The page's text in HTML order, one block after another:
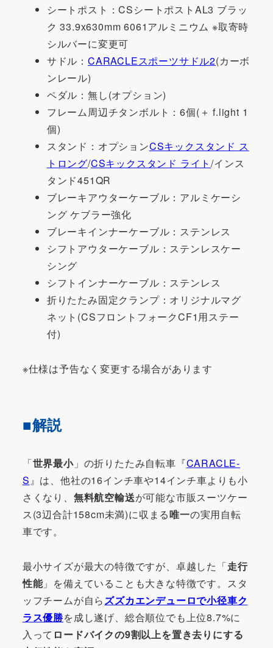
シートポスト：CSシートポストAL3 ブラッ
ク 33.9x630mm 6061アルミニウム ※取寄時
シルバーに変更可
サドル： CARACLEスポーツサドル2(カーボ
ンレール)
ペダル：無し(オプション)
フレーム周辺チタンボルト：6個(＋ f.light 1
個)
スタンド：オプションCSキックスタンド ス
トロング/CSキックスタンド ライト/インス
タンド451QR
ブレーキアウターケーブル：アルミケーシ
ング ケブラー強化
ブレーキインナーケーブル：ステンレス
シフトアウターケーブル：ステンレスケー
シング
シフトインナーケーブル：ステンレス
折りたたみ固定クランプ：オリジナルマグ
ネット(CSフロントフォークCF1用ステー
付)
※仕様は予告なく変更する場合があります
■解説
「世界最小」の折りたたみ自転車『CARACLE-
S』は、他社の16インチ車や14インチ車よりも小
さくなり、 無料航空輸送が可能な市販スーツケー
ス(3辺合計158cm未満)に収まる唯一の実用自転
車です。
最小サイズが最大の特徴ですが、卓越した「走行
性能」を備えていることも大きな特徴です。スタ
ッフチームが自らズズカエンデューロで小径車ク
ラス優勝を成し遂げ、総合順位でも上位8.7%に
入って ロードバイクの9割以上を置き去りにする